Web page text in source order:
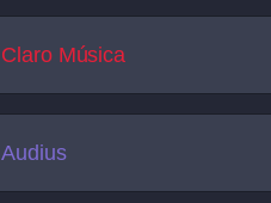
Claro Música
Audius